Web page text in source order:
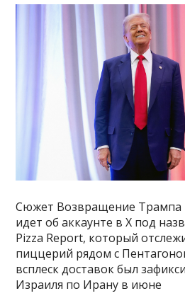
Сюжет Возвращение Трампа
идет об аккаунте в X под
Pizza Report, который
пиццерий рядом с
всплеск доставок был
Израиля по Ирану в июне